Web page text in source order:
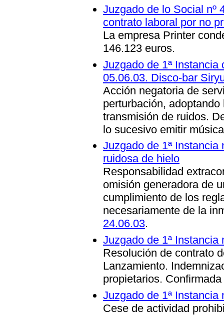
Juzgado de lo Social nº
contrato laboral por no
La empresa Printer
146.123 euros.
Juzgado de 1ª
05.06.03. Disco-bar
Acción negatoria de
perturbación,
transmisión de ruidos.
lo sucesivo emitir
Juzgado de 1ª Instancia
ruidosa de hielo
Responsabilidad
omisión generadora de
cumplimiento de los
necesariamente de la
24.06.03.
Juzgado de 1ª Instancia
Resolución de contrato
Lanzamiento.
propietarios.
Juzgado de 1ª Instancia
Cese de actividad